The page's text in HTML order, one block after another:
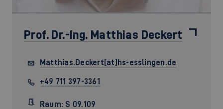
Prof. Dr.-Ing. Matthias Deckert
Matthias.Deckert[at]hs-esslingen.de
+49 711 397-3361
Raum: S 09.109